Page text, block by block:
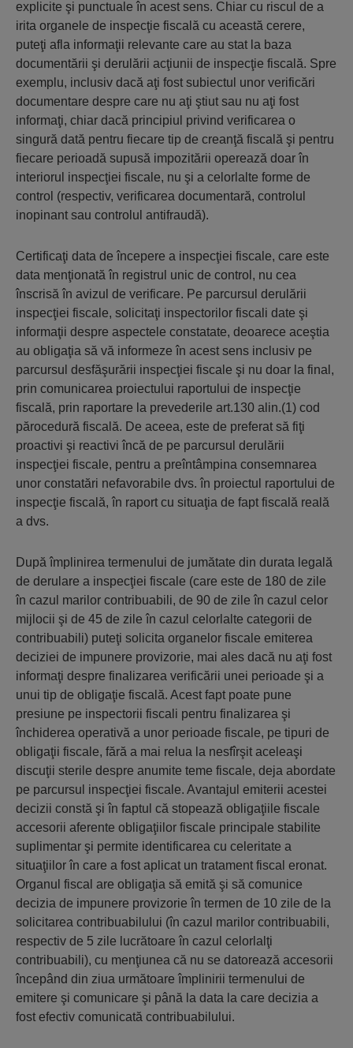
explicite şi punctuale în acest sens. Chiar cu riscul de a
irita organele de inspecţie fiscală cu această cerere,
puteţi afla informaţii relevante care au stat la baza
documentării şi derulării acţiunii de inspecţie fiscală. Spre
exemplu, inclusiv dacă aţi fost subiectul unor verificări
documentare despre care nu aţi ştiut sau nu aţi fost
informaţi, chiar dacă principiul privind verificarea o
singură dată pentru fiecare tip de creanţă fiscală şi pentru
fiecare perioadă supusă impozitării operează doar în
interiorul inspecţiei fiscale, nu şi a celorlalte forme de
control (respectiv, verificarea documentară, controlul
inopinant sau controlul antifraudă).
Certificaţi data de începere a inspecţiei fiscale, care este
data menţionată în registrul unic de control, nu cea
înscrisă în avizul de verificare. Pe parcursul derulării
inspecţiei fiscale, solicitaţi inspectorilor fiscali date şi
informaţii despre aspectele constatate, deoarece aceştia
au obligaţia să vă informeze în acest sens inclusiv pe
parcursul desfăşurării inspecţiei fiscale şi nu doar la final,
prin comunicarea proiectului raportului de inspecţie
fiscală, prin raportare la prevederile art.130 alin.(1) cod
părocedură fiscală. De aceea, este de preferat să fiţi
proactivi şi reactivi încă de pe parcursul derulării
inspecţiei fiscale, pentru a preîntâmpina consemnarea
unor constatări nefavorabile dvs. în proiectul raportului de
inspecţie fiscală, în raport cu situaţia de fapt fiscală reală
a dvs.
După împlinirea termenului de jumătate din durata legală
de derulare a inspecţiei fiscale (care este de 180 de zile
în cazul marilor contribuabili, de 90 de zile în cazul celor
mijlocii şi de 45 de zile în cazul celorlalte categorii de
contribuabili) puteţi solicita organelor fiscale emiterea
deciziei de impunere provizorie, mai ales dacă nu aţi fost
informaţi despre finalizarea verificării unei perioade şi a
unui tip de obligaţie fiscală. Acest fapt poate pune
presiune pe inspectorii fiscali pentru finalizarea şi
închiderea operativă a unor perioade fiscale, pe tipuri de
obligaţii fiscale, fără a mai relua la nesfîrşit aceleaşi
discuţii sterile despre anumite teme fiscale, deja abordate
pe parcursul inspecţiei fiscale. Avantajul emiterii acestei
decizii constă şi în faptul că stopează obligaţiile fiscale
accesorii aferente obligaţiilor fiscale principale stabilite
suplimentar şi permite identificarea cu celeritate a
situaţiilor în care a fost aplicat un tratament fiscal eronat.
Organul fiscal are obligaţia să emită şi să comunice
decizia de impunere provizorie în termen de 10 zile de la
solicitarea contribuabilului (în cazul marilor contribuabili,
respectiv de 5 zile lucrătoare în cazul celorlalţi
contribuabili), cu menţiunea că nu se datorează accesorii
începând din ziua următoare împlinirii termenului de
emitere şi comunicare şi până la data la care decizia a
fost efectiv comunicată contribuabilului.